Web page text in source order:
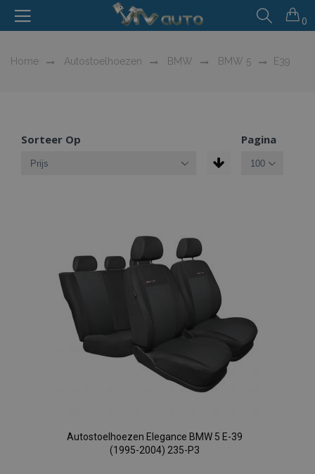
0
Home Autostoelhoezen BMW BMW 5 E39
Sorteer Op Pagina
Autostoelhoezen Elegance BMW 5 E-39
(1995-2004) 235-P3